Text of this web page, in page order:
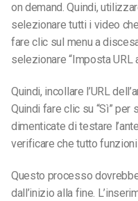
on demand. Quindi,
selezionare tutti i video
fare clic sul menu a
selezionare “Imposta URL
Quindi, incollare l’URL
Quindi fare clic su “Sì” per
dimenticate di testare
verificare che tutto
Questo processo
dall’inizio alla fine.